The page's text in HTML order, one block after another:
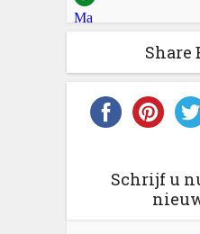
Share
Schrijf u